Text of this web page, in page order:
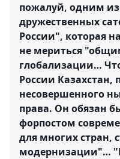
пожалуй, одним
дружественных
России", которая
не мериться
глобализации…
России
несовершенного
права. Он обязан
форпостом
для многих стран,
модернизации"…